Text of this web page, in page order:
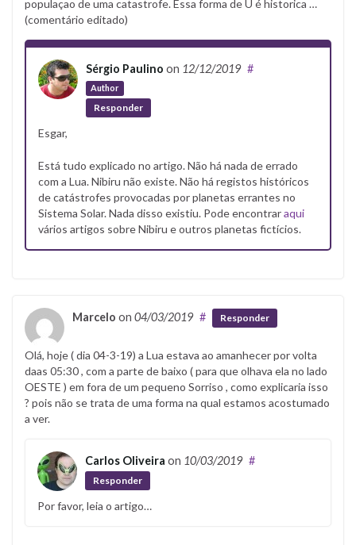
populaçao de uma catastrofe. Essa forma de U é historica …
(comentário editado)
Sérgio Paulino on 12/12/2019
Author
#
Responder
Esgar,
Está tudo explicado no artigo. Não há nada de errado
com a Lua. Nibiru não existe. Não há registos históricos
de catástrofes provocadas por planetas errantes no
Sistema Solar. Nada disso existiu. Pode encontraraqui
vários artigos sobre Nibiru e outros planetas fictícios.
Marcelo on 04/03/2019 # Responder
Olá, hoje ( dia 04-3-19) a Lua estava ao amanhecer por volta
daas 05:30 , com a parte de baixo ( para que olhava ela no lado
OESTE ) em fora de um pequeno Sorriso , como explicaria isso
? pois não se trata de uma forma na qual estamos acostumado
a ver.
Carlos Oliveira on 10/03/2019 #
Responder
Por favor, leia o artigo…